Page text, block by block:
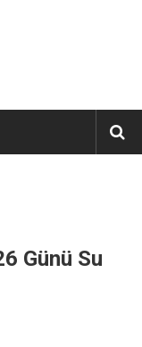
Günü Su